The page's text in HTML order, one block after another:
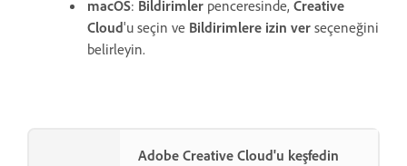
macOS: Bildirimler penceresinde, Creative
Cloud'u seçin ve Bildirimlere izin ver seçeneğini
belirleyin.
Adobe Creative Cloud'u keşfedin